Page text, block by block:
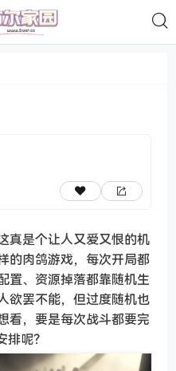
真是个让人又爱又恨的机
的肉鸽游戏，每次开局都
置、资源掉落都靠随机生
欲罢不能，但过度随机也
，要是每次战斗都要完
呢？